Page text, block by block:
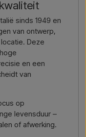
sinds 1949 en
van ontwerp,
Deze
en een
van
op
levensduur –
of afwerking.